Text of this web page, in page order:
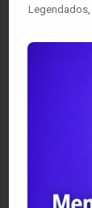
Legendados